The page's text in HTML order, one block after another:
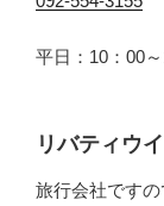
平日：10：00
リバティウ
旅行会社です